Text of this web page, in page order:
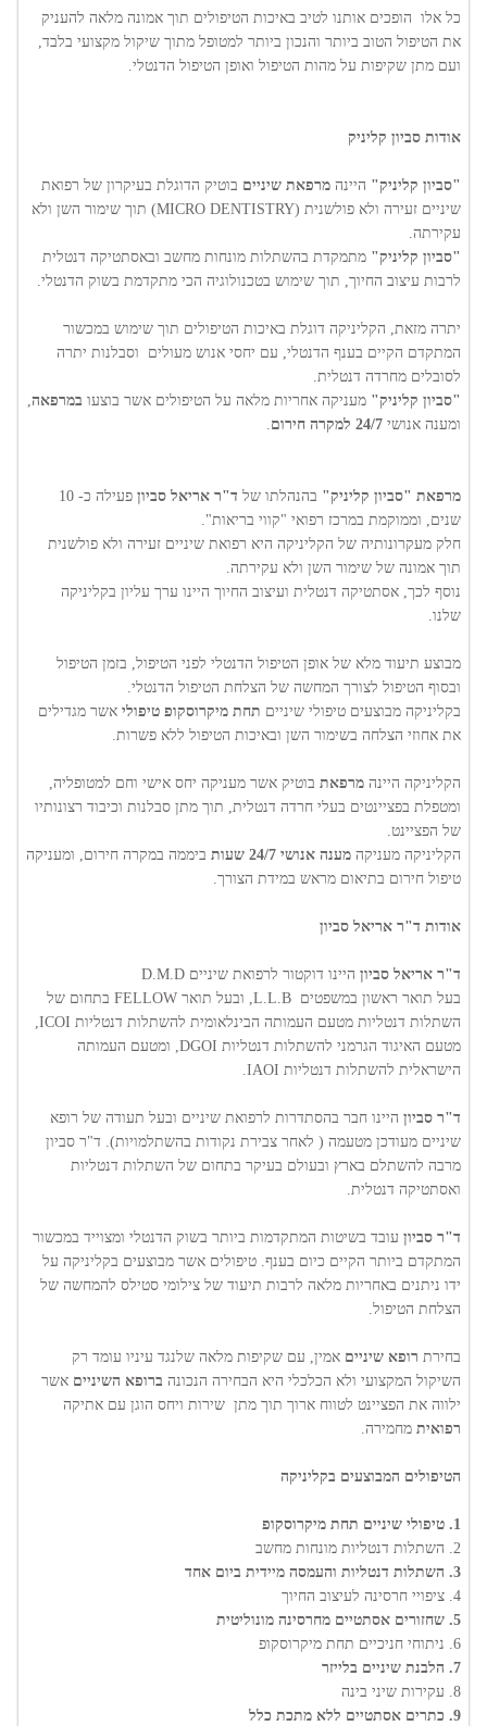
כל אלו הופכים אותנו לטיב באיכות הטיפולים תוך אמונה מלאה להעניק
את הטיפול הטוב ביותר והנכון ביותר למטופל מתוך שיקול מקצועי בלבד,
ועם מתן שקיפות על מהות הטיפול ואופן הטיפול הדנטלי.
אודות סביון קליניק
"סביון קליניק" היינה מרפאת שיניים בוטיק הדוגלת בעיקרון של רפואת
שיניים זעירה ולא פולשנית (MICRO DENTISTRY) תוך שימור השן ולא
עקירתה.
"סביון קליניק" מתמקדת בהשתלות מונחות מחשב ובאסתטיקה דנטלית
לרבות עיצוב החיוך, תוך שימוש בטכנולוגיה הכי מתקדמת בשוק הדנטלי.
יתרה מזאת, הקליניקה דוגלת באיכות הטיפולים תוך שימוש במכשור
המתקדם הקיים בענף הדנטלי, עם יחסי אנוש מעולים וסבלנות יתרה
לסובלים מחרדה דנטלית.
"סביון קליניק" מעניקה אחריות מלאה על הטיפולים אשר בוצעו במרפאה,
ומענה אנושי 24/7 למקרה חירום .
מרפאת "סביון קליניק" בהנהלתו של ד"ר אריאל סביון
פעילה כ- 10
שנים, וממוקמת במרכז רפואי "קווי בריאות".
חלק מעקרונותיה של הקליניקה היא רפואת שיניים זעירה ולא פולשנית
תוך אמונה של שימור השן ולא עקירתה.
נוסף לכך, אסתטיקה דנטלית ועיצוב החיוך היינו ערך עליון בקליניקה
שלנו.
מבוצע תיעוד מלא של אופן הטיפול הדנטלי לפני הטיפול, בזמן הטיפול
ובסוף הטיפול לצורך המחשה של הצלחת הטיפול הדנטלי.
בקליניקה מבוצעים טיפולי שיניים תחת מיקרוסקופ טיפולי אשר מגדילים
את אחוזי הצלחה בשימור השן ובאיכות הטיפול ללא פשרות.
הקליניקה היינה מרפאת בוטיק אשר מעניקה יחס אישי וחם למטופליה,
ומטפלת בפציינטים בעלי חרדה דנטלית, תוך מתן סבלנות וכיבוד רצונותיו
של הפציינט.
הקליניקה מעניקה מענה אנושי 24/7 שעות
ביממה במקרה חירום, ומעניקה
טיפול חירום בתיאום מראש במידת הצורך.
אודות ד"ר אריאל סביון
ד"ר אריאל סביון היינו דוקטור לרפואת שיניים D.M.D
בעל תואר ראשון במשפטים L.L.B, ובעל תואר FELLOW בתחום של
השתלות דנטליות מטעם העמותה הבינלאומית להשתלות דנטליות ICOI,
מטעם האיגוד הגרמני להשתלות דנטליות DGOI, ומטעם העמותה
הישראלית להשתלות דנטליות IAOI.
ד"ר סביון היינו חבר בהסתדרות לרפואת שיניים ובעל תעודה של רופא
שיניים מעודכן מטעמה ( לאחר צבירת נקודות בהשתלמויות). ד"ר סביון
מרבה להשתלם בארץ ובעולם בעיקר בתחום של השתלות דנטליות
ואסתטיקה דנטלית.
ד"ר סביון עובד בשיטות המתקדמות ביותר בשוק הדנטלי ומצוייד במכשור
המתקדם ביותר הקיים כיום בענף. טיפולים אשר מבוצעים בקליניקה על
ידו ניתנים באחריות מלאה לרבות תיעוד של צילומי סטילס להמחשה של
הצלחת הטיפול.
בחירת רופא שיניים אמין, עם שקיפות מלאה שלנגד עיניו עומד רק
השיקול המקצועי ולא הכלכלי היא הבחירה הנכונה ברופא השיניים אשר
ילווה את הפציינט לטווח ארוך תוך מתן שירות ויחס הוגן עם אתיקה
רפואית מחמירה.
הטיפולים המבוצעים בקליניקה
1. טיפולי שיניים תחת מיקרוסקופ
2. השתלות דנטליות מונחות מחשב
3. השתלות דנטליות והעמסה מיידית ביום אחד
4. ציפויי חרסינה לעיצוב החיוך
5. שחזורים אסתטיים מחרסינה מונוליטית
6. ניתוחי חניכיים תחת מיקרוסקופ
7. הלבנת שיניים בלייזר
8. עקירות שיני בינה
9. כתרים אסתטיים ללא מתכת כלל